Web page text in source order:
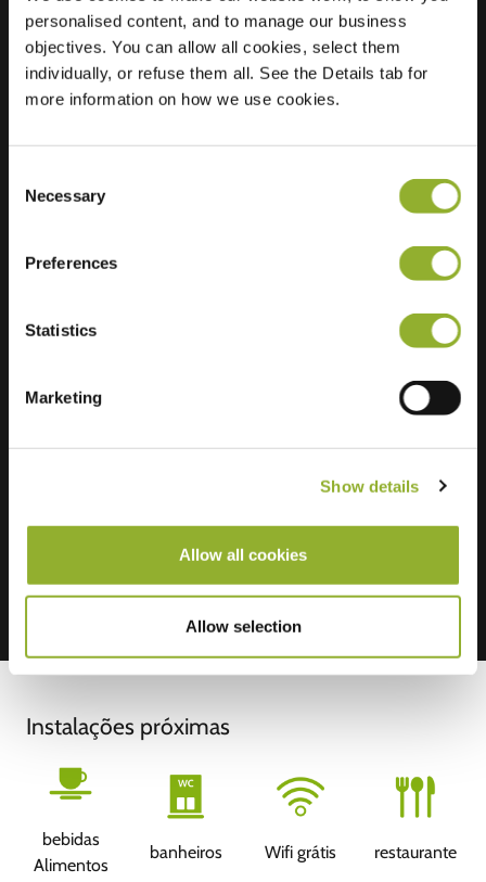
personalised content, and to manage our business
objectives. You can allow all cookies, select them
individually, or refuse them all. See the Details tab for
more information on how we use cookies.
Selection
Necessary
Preferences
Statistics
Marketing
Show details
Allow all cookies
Allow selection
Informações adicionais
Mastercard, VISA, Chargecard,
Instalações próximas
bebidas
Alimentos
banheiros Wifi grátis restaurante